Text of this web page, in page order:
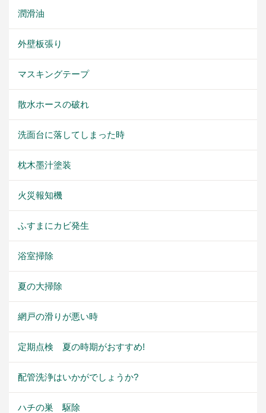
潤滑油
外壁板張り
マスキングテープ
散水ホースの破れ
洗面台に落してしまった時
枕木墨汁塗装
火災報知機
ふすまにカビ発生
浴室掃除
夏の大掃除
網戸の滑りが悪い時
定期点検 夏の時期がおすすめ!
配管洗浄はいかがでしょうか?
ハチの巣 駆除